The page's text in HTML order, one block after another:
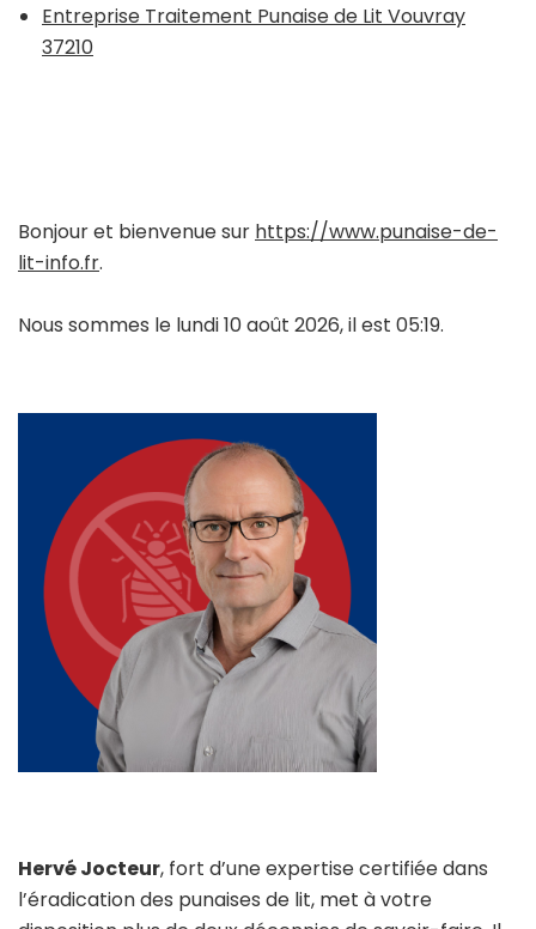
Entreprise Traitement Punaise de Lit Vouvray
37210
Bonjour et bienvenue sur https://www.punaise-de-
lit-info.fr.
Nous sommes le lundi 10 août 2026, il est 05:19.
Hervé Jocteur, fort d’une expertise certifiée dans
l’éradication des punaises de lit, met à votre